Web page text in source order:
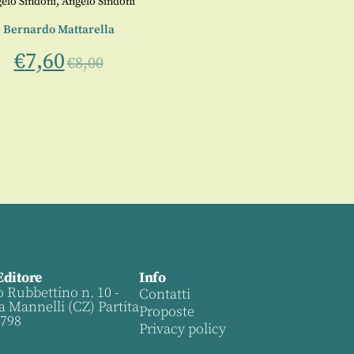
Bernardo Mattarella
€7,60€8,00
Rubbettino n. 10 -
Mannelli (CZ) Partita
Info
Contatti
Proposte
Privacy policy